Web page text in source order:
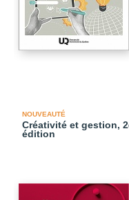
NOUVEAUTÉ
Créativité et gestion,
édition